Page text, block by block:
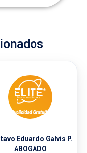
Eduardo Galvis P.
ABOGADO